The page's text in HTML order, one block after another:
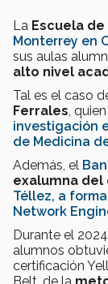
La Escuela
Monterrey en
sus aulas
alto nivel
Tal es el caso
Ferrales,
investigación
de Medicina
Además, el
exalumna del
Téllez, a
Network
Durante el
alumnos
certificación